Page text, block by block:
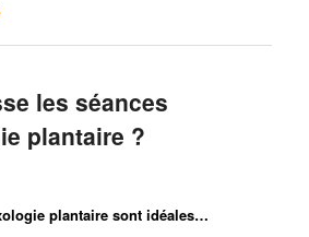
les séances
plantaire ?
plantaire sont idéales…